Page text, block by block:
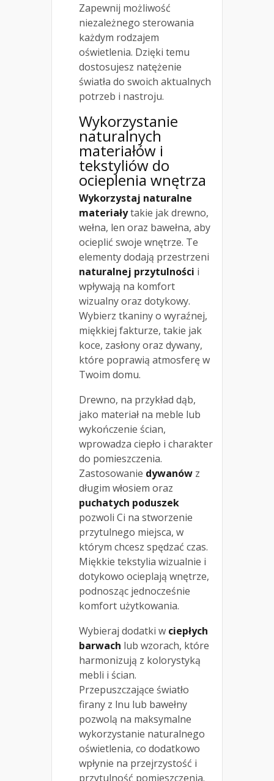
Zapewnij możliwość
niezależnego sterowania
każdym rodzajem
oświetlenia. Dzięki temu
dostosujesz natężenie
światła do swoich aktualnych
potrzeb i nastroju.
Wykorzystanie
naturalnych
materiałów i
tekstyliów do
ocieplenia wnętrza
Wykorzystaj naturalne
materiałytakie jak drewno,
wełna, len oraz bawełna, aby
ocieplić swoje wnętrze. Te
elementy dodają przestrzeni
naturalnej przytulności i
wpływają na komfort
wizualny oraz dotykowy.
Wybierz tkaniny o wyraźnej,
miękkiej fakturze, takie jak
koce, zasłony oraz dywany,
które poprawią atmosferę w
Twoim domu.
Drewno, na przykład dąb,
jako materiał na meble lub
wykończenie ścian,
wprowadza ciepło i charakter
do pomieszczenia.
Zastosowanie dywanów z
długim włosiem oraz
puchatych poduszek
pozwoli Ci na stworzenie
przytulnego miejsca, w
którym chcesz spędzać czas.
Miękkie tekstylia wizualnie i
dotykowo ocieplają wnętrze,
podnosząc jednocześnie
komfort użytkowania.
Wybieraj dodatki w ciepłych
barwach lub wzorach, które
harmonizują z kolorystyką
mebli i ścian.
Przepuszczające światło
firany z lnu lub bawełny
pozwolą na maksymalne
wykorzystanie naturalnego
oświetlenia, co dodatkowo
wpłynie na przejrzystość i
przytulność pomieszczenia.